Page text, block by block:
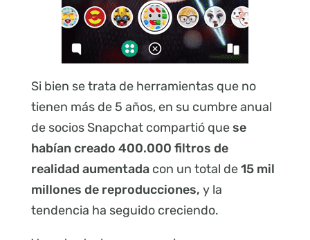
Si bien se trata de herramientas que no
tienen más de 5 años, en su cumbre anual
de socios Snapchat compartió que se
habían creado 400.000 filtros de
realidad aumentadacon un total de15 mil
millones de reproducciones, y la
tendencia ha seguido creciendo.